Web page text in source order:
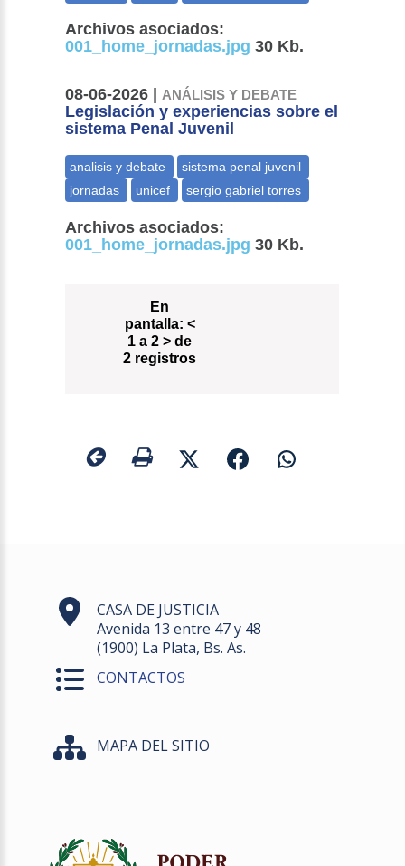
Archivos asociados:
001_home_jornadas.jpg 30 Kb.
08-06-2026 |ANÁLISIS Y DEBATE
Legislación y experiencias sobre el
sistema Penal Juvenil
Archivos asociados:
001_home_jornadas.jpg 30 Kb.
En
pantalla: <
1 a 2 > de
2 registros
CASA DE JUSTICIA
Avenida 13 entre 47 y 48
(1900) La Plata, Bs. As.
CONTACTOS
MAPA DEL SITIO